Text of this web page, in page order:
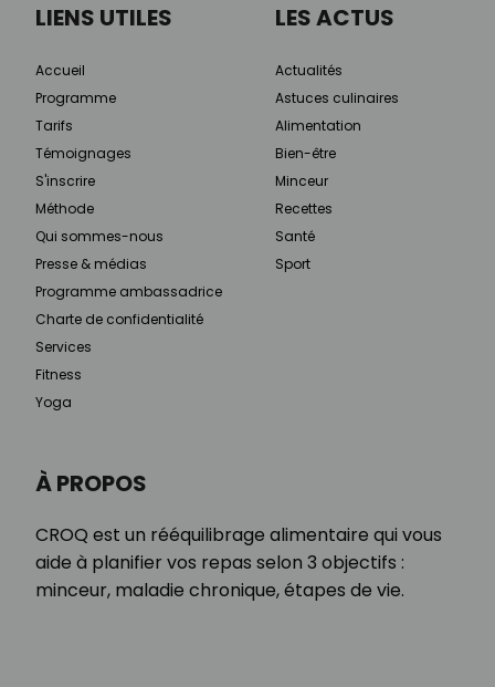
À PROPOS
CROQ est un rééquilibrage alimentaire qui vous
aide à planifier vos repas selon 3 objectifs :
minceur, maladie chronique, étapes de vie.
LIENS UTILES
Accueil
Programme
Tarifs
Témoignages
S'inscrire
Méthode
Qui sommes-nous
Presse & médias
Programme ambassadrice
Charte de confidentialité
Services
Fitness
Yoga
LES ACTUS
Actualités
Astuces culinaires
Alimentation
Bien-être
Minceur
Recettes
Santé
Sport